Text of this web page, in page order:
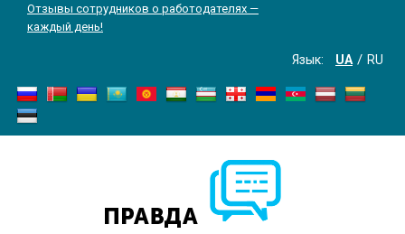
Отзывы сотрудников о работодателях —
каждый день!
Язык: UA RU